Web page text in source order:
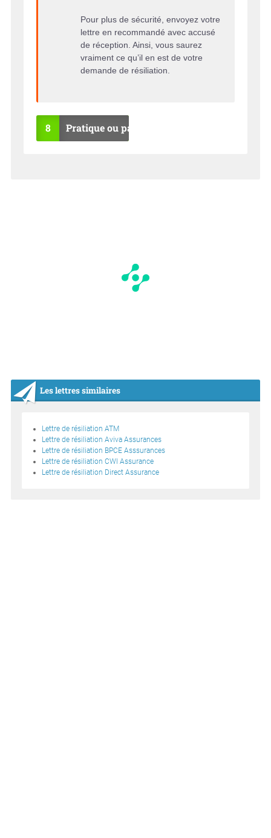
Pour plus de sécurité, envoyez votre
lettre en recommandé avec accusé
de réception. Ainsi, vous saurez
vraiment ce qu’il en est de votre
demande de résiliation.
8 Pratique ou pas ?
Les lettres similaires
Lettre de résiliation ATM
Lettre de résiliation Aviva Assurances
Lettre de résiliation BPCE Asssurances
Lettre de résiliation CWI Assurance
Lettre de résiliation Direct Assurance